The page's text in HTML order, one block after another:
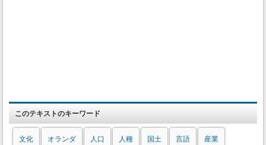
このテキストのキーワード
文化 オランダ 人口 人種 国土 言語 産業